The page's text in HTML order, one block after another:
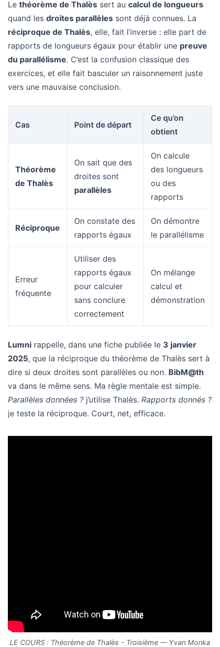
Le théorème de Thalès sert au calcul de longueurs
quand les droites parallèles sont déjà connues. La
réciproque de Thalès, elle, fait l’inverse : elle part de
rapports de longueurs égaux pour établir une preuve
du parallélisme. C’est la confusion classique des
exercices, et elle fait basculer un raisonnement juste
vers une mauvaise conclusion.
Cas Point de départ
Ce qu’on
obtient
Théorème
de Thalès
On sait que des
droites sont
parallèles
On calcule
des longueurs
ou des
rapports
Réciproque
On constate des
rapports égaux
On démontre
le parallélisme
Erreur
fréquente
Utiliser des
rapports égaux
pour calculer
sans conclure
correctement
On mélange
calcul et
démonstration
Lumni rappelle, dans une fiche publiée le 3 janvier
2025, que la réciproque du théorème de Thalès sert à
dire si deux droites sont parallèles ou non. BibM@th
va dans le même sens. Ma règle mentale est simple.
Parallèles données ? j’utilise Thalès. Rapports donnés ?
je teste la réciproque. Court, net, efficace.
LE COURS : Théorème de Thalès - Troisième — Yvan Monka